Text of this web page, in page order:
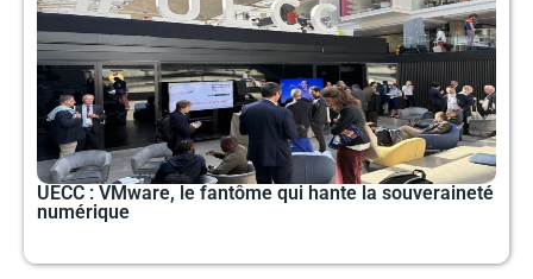
UECC : VMware, le fantôme qui hante la souveraineté
numérique
g
e
g
e
g
e
g
g
e